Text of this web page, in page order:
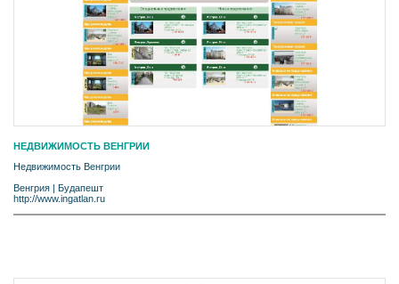
НЕДВИЖИМОСТЬ ВЕНГРИИ
Недвижимость Венгрии
Венгрия | Будапешт
http://www.ingatlan.ru